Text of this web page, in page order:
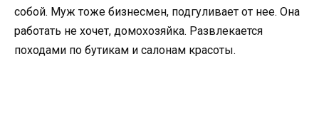
собой. Муж тоже бизнесмен, подгуливает от нее. Она
работать не хочет, домохозяйка. Развлекается
походами по бутикам и салонам красоты.